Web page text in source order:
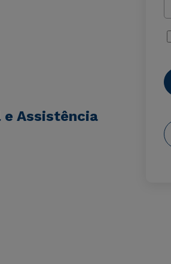
e Assistência